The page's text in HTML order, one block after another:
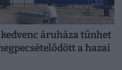
áruháza tűnhet
a hazai